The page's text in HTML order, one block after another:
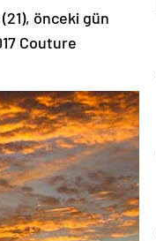
önceki gün
Couture